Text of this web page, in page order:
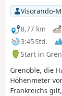
Visorando-
8,77 km
3:45 Std.
Start in
Grenoble, die
Höhenmeter
Frankreichs